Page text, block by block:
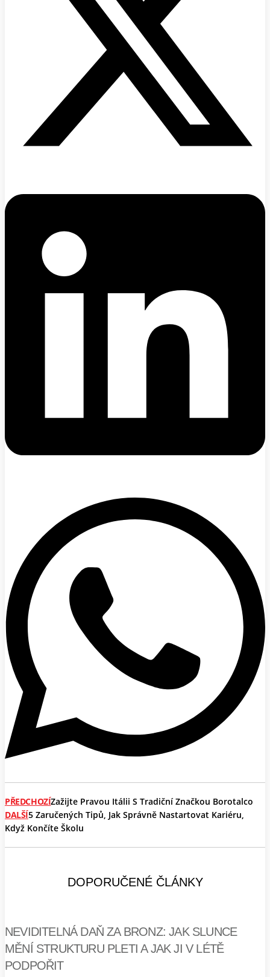
PŘEDCHOZÍZažijte Pravou Itálii S Tradiční Značkou Borotalco
DALŠÍ5 Zaručených Tipů, Jak Správně Nastartovat Kariéru,
Když Končíte Školu
DOPORUČENÉ ČLÁNKY
NEVIDITELNÁ DAŇ ZA BRONZ: JAK SLUNCE
MĚNÍ STRUKTURU PLETI A JAK JI V LÉTĚ
PODPOŘIT